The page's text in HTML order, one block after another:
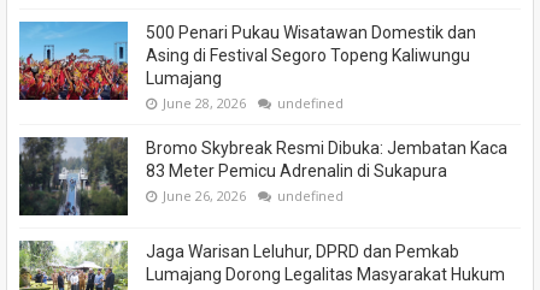
500 Penari Pukau Wisatawan Domestik dan
Asing di Festival Segoro Topeng Kaliwungu
Lumajang
June 28, 2026 undefined
Bromo Skybreak Resmi Dibuka: Jembatan Kaca
83 Meter Pemicu Adrenalin di Sukapura
June 26, 2026 undefined
Jaga Warisan Leluhur, DPRD dan Pemkab
Lumajang Dorong Legalitas Masyarakat Hukum